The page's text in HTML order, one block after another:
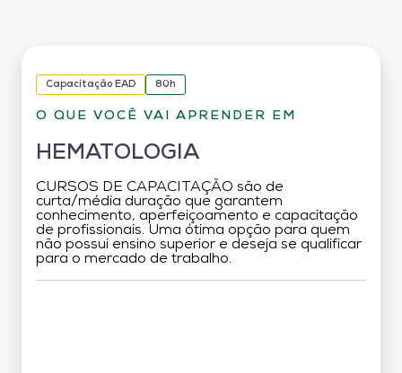
Capacitação EAD 80h
O QUE VOCÊ VAI APRENDER EM
HEMATOLOGIA
CURSOS DE CAPACITAÇÃO são de
curta/média duração que garantem
conhecimento, aperfeiçoamento e capacitação
de profissionais. Uma ótima opção para quem
não possui ensino superior e deseja se qualificar
para o mercado de trabalho.